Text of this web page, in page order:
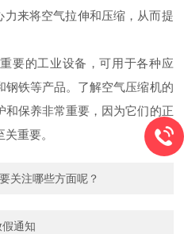
来将空气拉伸和压缩，从而提
的工业设备，可用于各种应
钢铁等产品。了解空气压缩机的
和保养非常重要，因为它们的正
重要。
关注哪些方面呢？
通知